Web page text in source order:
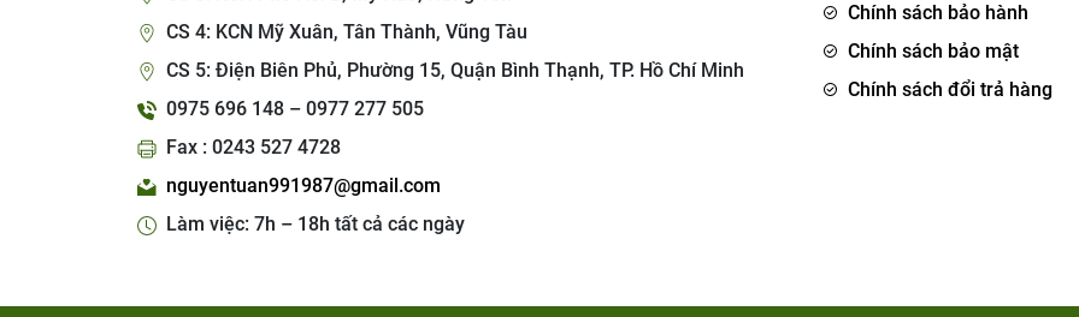
CS 4: KCN Mỹ Xuân, Tân Thành, Vũng Tàu
CS 5: Điện Biên Phủ, Phường 15, Quận Bình Thạnh, TP. Hồ Chí Minh
0975 696 148 – 0977 277 505
Fax : 0243 527 4728
nguyentuan991987@gmail.com
Làm việc: 7h – 18h tất cả các ngày
Chính sách bảo hành
Chính sách bảo mật
Chính sách đổi trả hàng